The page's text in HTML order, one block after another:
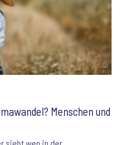
Menschen und